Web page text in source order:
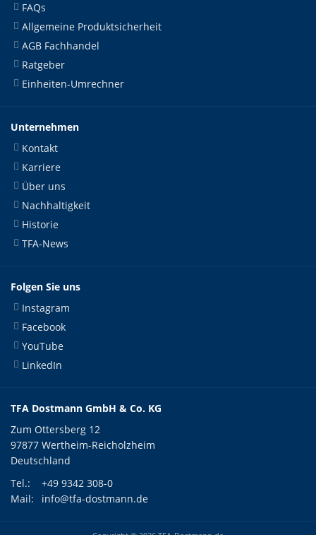
FAQs
Allgemeine Produktsicherheit
AGB Fachhandel
Ratgeber
Einheiten-Umrechner
Unternehmen
Kontakt
Karriere
Über uns
Nachhaltigkeit
Historie
TFA-News
Folgen Sie uns
Instagram
Facebook
YouTube
LinkedIn
TFA Dostmann GmbH & Co. KG
Zum Ottersberg 12
97877 Wertheim-Reicholzheim
Deutschland
Tel.:
+49 9342 308-0
Mail:
info@tfa-dostmann.de